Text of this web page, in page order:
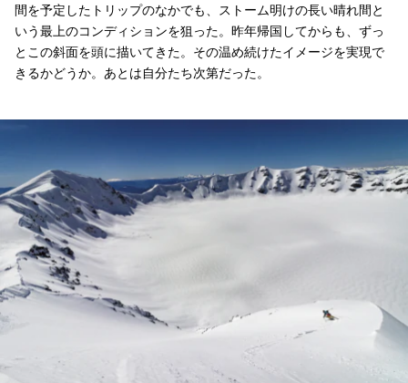
間を予定したトリップのなかでも、ストーム明けの長い晴れ間と
いう最上のコンディションを狙った。昨年帰国してからも、ずっ
とこの斜面を頭に描いてきた。その温め続けたイメージを実現で
きるかどうか。あとは自分たち次第だった。